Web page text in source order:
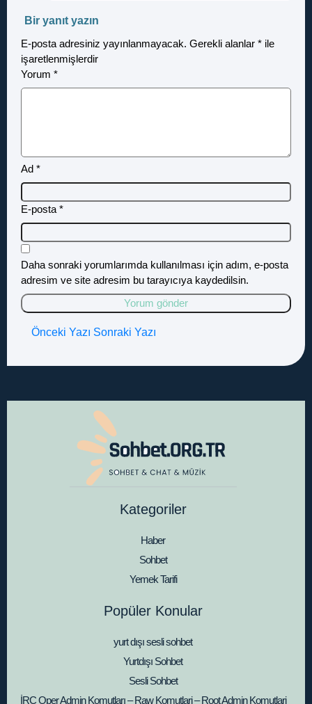
Bir yanıt yazın
E-posta adresiniz yayınlanmayacak. Gerekli alanlar * ile
işaretlenmişlerdir
Yorum *
Ad *
E-posta *
Daha sonraki yorumlarımda kullanılması için adım, e-posta
adresim ve site adresim bu tarayıcıya kaydedilsin.
Önceki Yazı Sonraki Yazı
Kategoriler
Haber
Sohbet
Yemek Tarifi
Popüler Konular
yurt dışı sesli sohbet
Yurtdışı Sohbet
Sesli Sohbet
İRC Oper Admin Komutları – Raw Komutlari – Root Admin Komutlari